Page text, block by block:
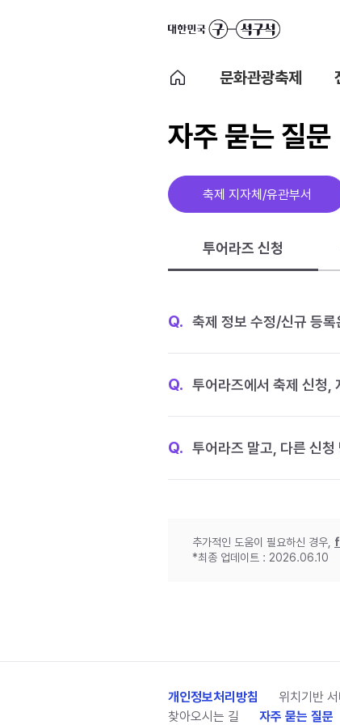
문화관광축제
자주 묻는 질문
축제 지자체/유관부서
투어라즈 신청
Q. 축제 정보 수정/신규 등
Q. 투어라즈에서 축제 신청,
Q. 투어라즈 말고, 다른 신청
추가적인 도움이 필요하신 경우,
*최종 업데이트 : 2026.06.10
개인정보처리방침 위치기반
찾아오시는 길
자주 묻는 질문